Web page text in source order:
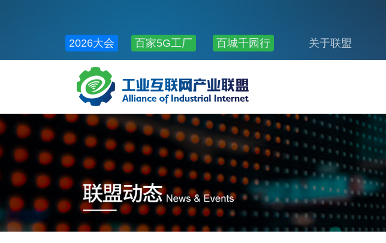
2026大会 百家5G工厂 百城千园行 关于联盟
公共服务